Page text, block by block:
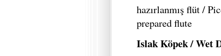
hazırlanmış flüt /
prepared flute
Islak Köpek / Wet